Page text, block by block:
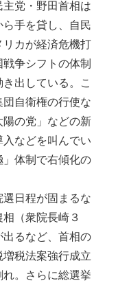
党・野田首相は
手を貸し、自民
カが経済危機打
争シフトの体制
出している。こ
自衛権の行使な
の党」などの新
などを叫んでい
体制で右傾化の
日程が固まるな
（衆院長崎３
るなど、首相の
税法案強行成立
。さらに総選挙